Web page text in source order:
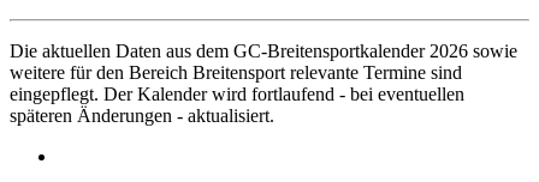
Die aktuellen Daten aus dem GC-Breitensportkalender 2026 sowie
weitere für den Bereich Breitensport relevante Termine sind
eingepflegt. Der Kalender wird fortlaufend - bei eventuellen
späteren Änderungen - aktualisiert.